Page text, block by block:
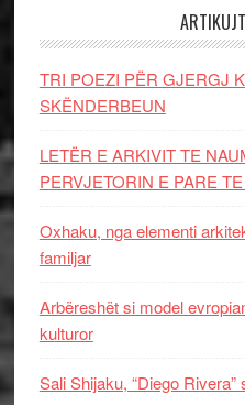
TRI POEZI PËR GJERGJ
SKËNDERBEUN
LETËR E ARKIVIT TE
PERVJETORIN E PARE
Oxhaku, nga elementi
familjar
Arbëreshët si model
kulturor
Sali Shijaku, “Diego